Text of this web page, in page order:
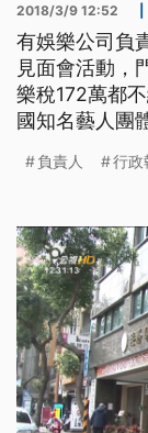
2018/3/9 12:52
有娛樂公司負
見面會活動，
樂稅172萬都不繳
國知名藝人團
市府娛樂稅
執行署桃園分
跑，8號向
負責人 行政